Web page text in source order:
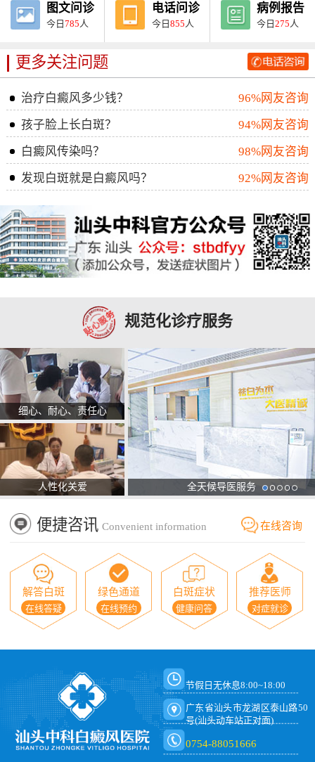
图文问诊
今日785 人
电话问诊
今日855 人
病例报告
今日275 人
更多关注问题
治疗白癜风多少钱？
96%网友咨询
孩子脸上长白斑？
94%网友咨询
白癜风传染吗？
98%网友咨询
发现白斑就是白癜风吗？
92%网友咨询
规范化诊疗服务
细心、耐心、责任心
人性化关爱 全天候导医服务
便捷咨讯 Convenient information 在线咨询
解答白斑
在线答疑
绿色通道
在线预约
白斑症状
健康问答
推荐医师
对症就诊
节假日无休息8:00~18:00
广东省汕头市龙湖区泰山路50
号(汕头动车站正对面)
0754-88051666